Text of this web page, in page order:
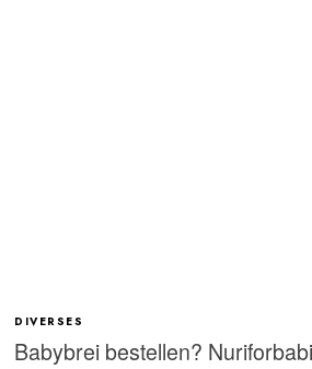
DIVERSES
Babybrei bestellen?